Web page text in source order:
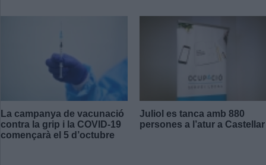
La campanya de vacunació
contra la grip i la COVID-19
començarà el 5 d’octubre
Juliol es tanca amb 880
persones a l’atur a Castellar